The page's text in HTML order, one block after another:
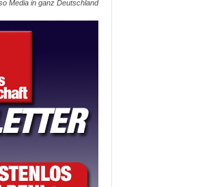
Media in ganz Deutschland